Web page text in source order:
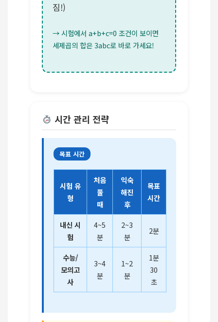
짐!)
→ 시험에서 a+b+c=0 조건이 보이면
세제곱의 합은 3abc로 바로 가세요!
시간 관리 전략
목표 시간
시험 유
형
처음
풀
때
익숙
해진
후
목표
시간
내신 시
험
4~5
분
2~3
분
2분
수능/
모의고
사
3~4
분
1~2
분
1분
30
초